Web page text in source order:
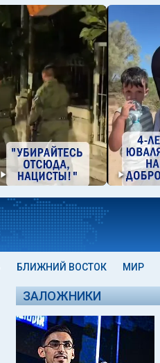
БЛИЖНИЙ ВОСТОК МИР
ЗАЛОЖНИКИ